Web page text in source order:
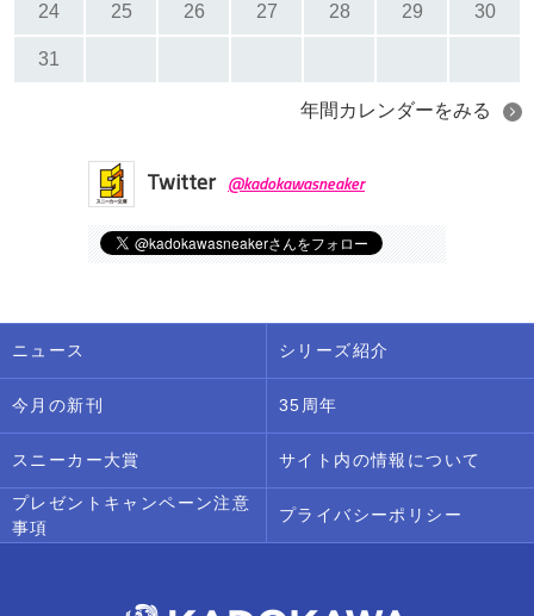
24 25 26 27 28 29 30
31
年間カレンダーをみる
Twitter @kadokawasneaker
ニュース シリーズ紹介
今月の新刊 35周年
スニーカー大賞 サイト内の情報について
プレゼントキャンペーン注意
事項
プライバシーポリシー